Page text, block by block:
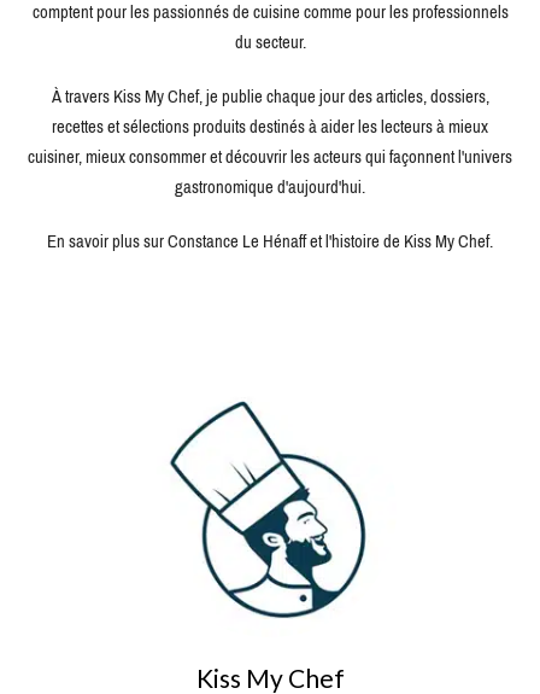
comptent pour les passionnés de cuisine comme pour les professionnels
du secteur.
À travers Kiss My Chef, je publie chaque jour des articles, dossiers,
recettes et sélections produits destinés à aider les lecteurs à mieux
cuisiner, mieux consommer et découvrir les acteurs qui façonnent l'univers
gastronomique d'aujourd'hui.
En savoir plus sur Constance Le Hénaff et l'histoire de Kiss My Chef.
Kiss My Chef